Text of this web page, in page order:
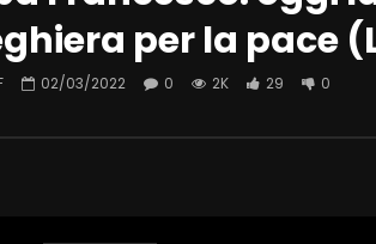
per la pace
02/03/2022 0 2K 29 0